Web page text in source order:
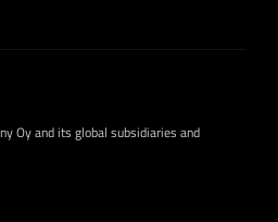
Oy and its global subsidiaries and